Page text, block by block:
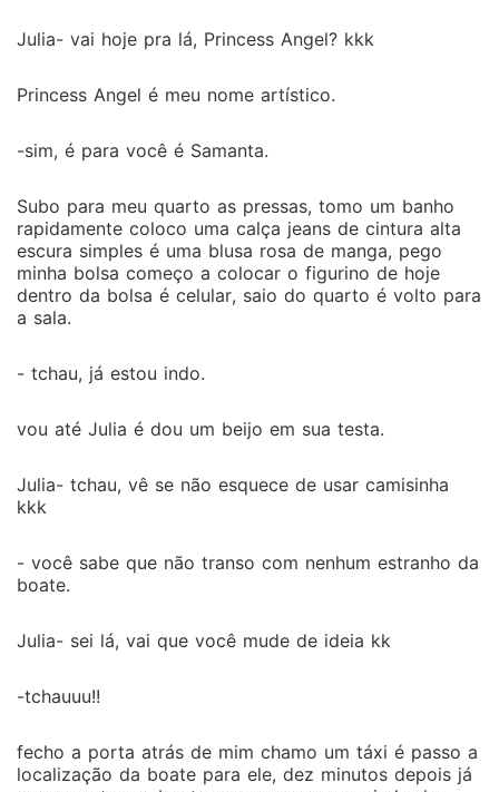
Julia- vai hoje pra lá, Princess Angel? kkk
Princess Angel é meu nome artístico.
-sim, é para você é Samanta.
Subo para meu quarto as pressas, tomo um banho
rapidamente coloco uma calça jeans de cintura alta
escura simples é uma blusa rosa de manga, pego
minha bolsa começo a colocar o figurino de hoje
dentro da bolsa é celular, saio do quarto é volto para
a sala.
- tchau, já estou indo.
vou até Julia é dou um beijo em sua testa.
Julia- tchau, vê se não esquece de usar camisinha
kkk
- você sabe que não transo com nenhum estranho da
boate.
Julia- sei lá, vai que você mude de ideia kk
-tchauuu!!
fecho a porta atrás de mim chamo um táxi é passo a
localização da boate para ele, dez minutos depois já